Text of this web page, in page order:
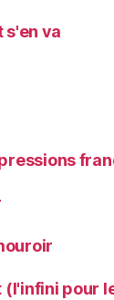
s'en va
pour